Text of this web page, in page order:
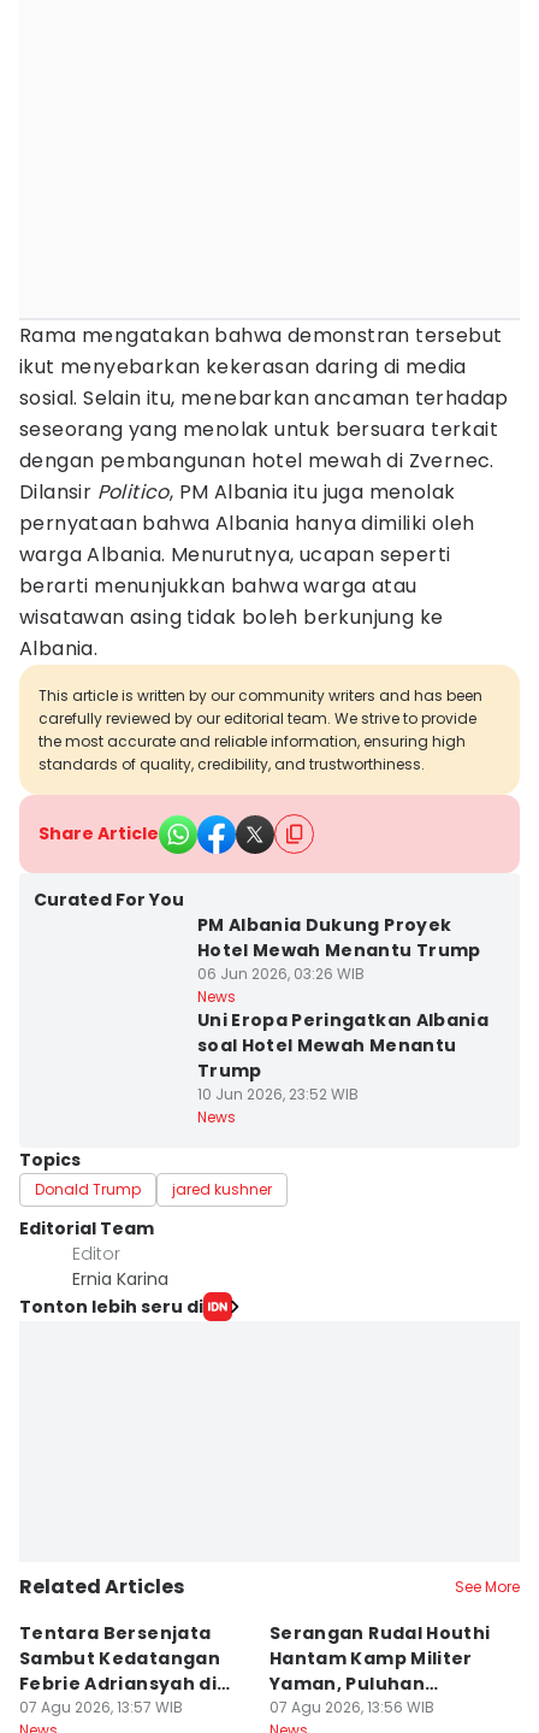
Rama mengatakan bahwa demonstran tersebut
ikut menyebarkan kekerasan daring di media
sosial. Selain itu, menebarkan ancaman terhadap
seseorang yang menolak untuk bersuara terkait
dengan pembangunan hotel mewah di Zvernec.
Dilansir Politico, PM Albania itu juga menolak
pernyataan bahwa Albania hanya dimiliki oleh
warga Albania. Menurutnya, ucapan seperti
berarti menunjukkan bahwa warga atau
wisatawan asing tidak boleh berkunjung ke
Albania.
This article is written by our community writers and has been
carefully reviewed by our editorial team. We strive to provide
the most accurate and reliable information, ensuring high
standards of quality, credibility, and trustworthiness.
Share Article
Curated For You
PM Albania Dukung Proyek
Hotel Mewah Menantu Trump
06 Jun 2026, 03:26 WIB
News
Uni Eropa Peringatkan Albania
soal Hotel Mewah Menantu
Trump
10 Jun 2026, 23:52 WIB
News
Topics
Donald Trump jared kushner
Editorial Team
Editor
Ernia Karina
Tonton lebih seru di
Related Articles See More
Tentara Bersenjata
Sambut Kedatangan
Febrie Adriansyah di
Kejagung
07 Agu 2026, 13:57 WIB
Serangan Rudal Houthi
Hantam Kamp Militer
Yaman, Puluhan
Tentara Tewas
07 Agu 2026, 13:56 WIB